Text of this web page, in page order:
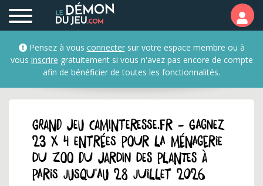
Pensez à vous connectersur votre espace membre ou à
vous inscrire gratuitement si vous n'avez pas encore de compte
afin de bénéficier de toutes les fonctionnalités.
GRAND JEU caminteresse.fr - Gagnez
23 x 4 entrées pour la Ménagerie
du Zoo du Jardin des Plantes à
Paris jusqu'au 28 juillet 2026